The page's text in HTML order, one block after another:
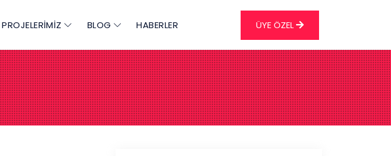
PROJELERİMİZ BLOG HABERLER ÜYE ÖZEL